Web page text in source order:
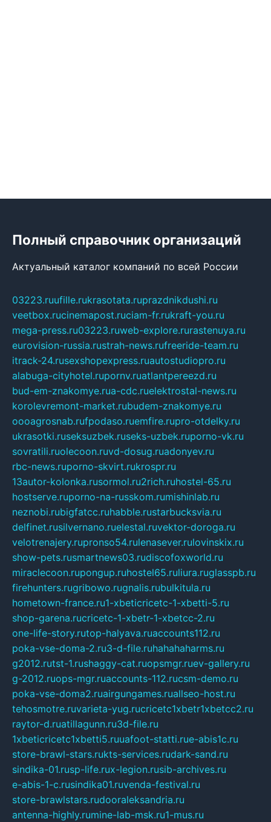
Полный справочник организаций
Актуальный каталог компаний по всей России
03223.ruufille.rukrasotata.ruprazdnikdushi.ru
veetbox.rucinemapost.ruciam-fr.rukraft-you.ru
mega-press.ru03223.ruweb-explore.rurastenuya.ru
eurovision-russia.rustrah-news.rufreeride-team.ru
itrack-24.rusexshopexpress.ruautostudiopro.ru
alabuga-cityhotel.rupornv.ruatlantpereezd.ru
bud-em-znakomye.rua-cdc.ruelektrostal-news.ru
korolevremont-market.rubudem-znakomye.ru
oooagrosnab.rufpodaso.ruemfire.rupro-otdelky.ru
ukrasotki.ruseksuzbek.ruseks-uzbek.ruporno-vk.ru
sovratili.ruolecoon.ruvd-dosug.ruadonyev.ru
rbc-news.ruporno-skvirt.rukrospr.ru
13autor-kolonka.rusormol.ru2rich.ruhostel-65.ru
hostserve.ruporno-na-russkom.rumishinlab.ru
neznobi.rubigfatcc.ruhabble.rustarbucksvia.ru
delfinet.rusilvernano.ruelestal.ruvektor-doroga.ru
velotrenajery.rupronso54.rulenasever.rulovinskix.ru
show-pets.rusmartnews03.rudiscofoxworld.ru
miraclecoon.rupongup.ruhostel65.ruliura.ruglasspb.ru
firehunters.rugribowo.rugnalis.rubulkitula.ru
hometown-france.ru1-xbeticricetc-1-xbetti-5.ru
shop-garena.rucricetc-1-xbetr-1-xbetcc-2.ru
one-life-story.rutop-halyava.ruaccounts112.ru
poka-vse-doma-2.ru3-d-file.ruhahahaharms.ru
g2012.rutst-1.rushaggy-cat.ruopsmgr.ruev-gallery.ru
g-2012.ruops-mgr.ruaccounts-112.rucsm-demo.ru
poka-vse-doma2.ruairgungames.ruallseo-host.ru
tehosmotre.ruvarieta-yug.rucricetc1xbetr1xbetcc2.ru
raytor-d.ruatillagunn.ru3d-file.ru
1xbeticricetc1xbetti5.ruuafoot-statti.rue-abis1c.ru
store-brawl-stars.rukts-services.rudark-sand.ru
sindika-01.rusp-life.rux-legion.rusib-archives.ru
e-abis-1-c.rusindika01.ruvenda-festival.ru
store-brawlstars.rudooraleksandria.ru
antenna-highly.rumine-lab-msk.ru1-mus.ru